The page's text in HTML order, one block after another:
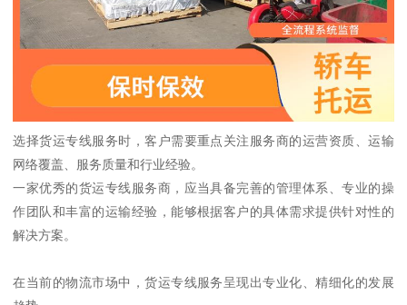
选择货运专线服务时，客户需要重点关注服务商的运营资质、运输
网络覆盖、服务质量和行业经验。
一家优秀的货运专线服务商，应当具备完善的管理体系、专业的操
作团队和丰富的运输经验，能够根据客户的具体需求提供针对性的
解决方案。
在当前的物流市场中，货运专线服务呈现出专业化、精细化的发展